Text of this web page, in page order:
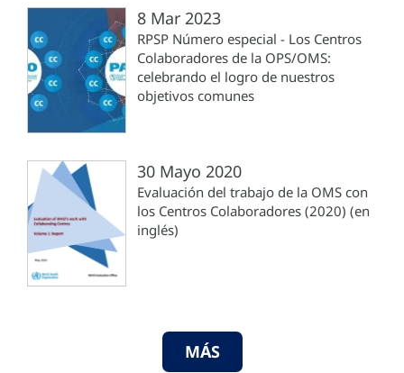
8 Mar 2023
RPSP Número especial - Los Centros
Colaboradores de la OPS/OMS:
celebrando el logro de nuestros
objetivos comunes
30 Mayo 2020
Evaluación del trabajo de la OMS con
los Centros Colaboradores (2020) (en
inglés)
MÁS